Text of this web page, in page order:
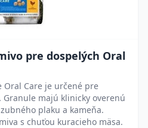
pre dospelých Oral
Oral Care je určené pre
Granule majú klinicky overenú
plaku a kameňa.
s chuťou kuracieho mäsa.